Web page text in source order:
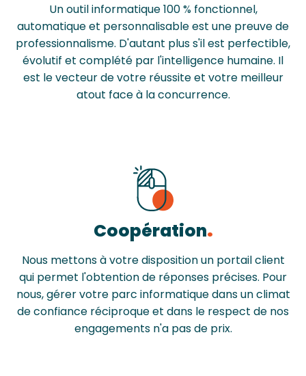
Un outil informatique 100 % fonctionnel,
automatique et personnalisable est une preuve de
professionnalisme. D'autant plus s'il est perfectible,
évolutif et complété par l'intelligence humaine. Il
est le vecteur de votre réussite et votre meilleur
atout face à la concurrence.
Coopération
Nous mettons à votre disposition un portail client
qui permet l'obtention de réponses précises. Pour
nous, gérer votre parc informatique dans un climat
de confiance réciproque et dans le respect de nos
engagements n'a pas de prix.